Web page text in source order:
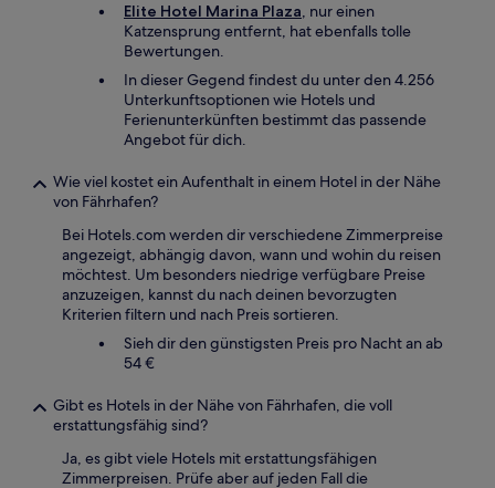
Elite Hotel Marina Plaza, nur einen
Katzensprung entfernt, hat ebenfalls tolle
Bewertungen.
In dieser Gegend findest du unter den 4.256
Unterkunftsoptionen wie Hotels und
Ferienunterkünften bestimmt das passende
Angebot für dich.
Wie viel kostet ein Aufenthalt in einem Hotel in der Nähe
von Fährhafen?
Bei Hotels.com werden dir verschiedene Zimmerpreise
angezeigt, abhängig davon, wann und wohin du reisen
möchtest. Um besonders niedrige verfügbare Preise
anzuzeigen, kannst du nach deinen bevorzugten
Kriterien filtern und nach Preis sortieren.
Sieh dir den günstigsten Preis pro Nacht an ab
54 €
Gibt es Hotels in der Nähe von Fährhafen, die voll
erstattungsfähig sind?
Ja, es gibt viele Hotels mit erstattungsfähigen
Zimmerpreisen. Prüfe aber auf jeden Fall die